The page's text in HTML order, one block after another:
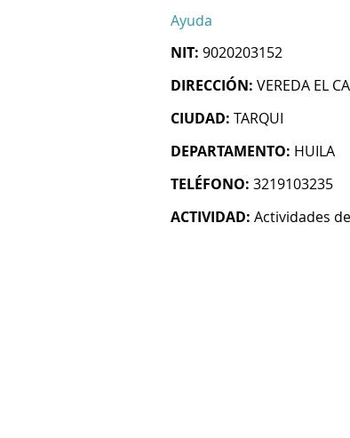
Ayuda
NIT: 9020203152
DIRECCIÓN: VEREDA EL
CIUDAD: TARQUI
DEPARTAMENTO: HUILA
TELÉFONO: 3219103235
ACTIVIDAD: Actividades